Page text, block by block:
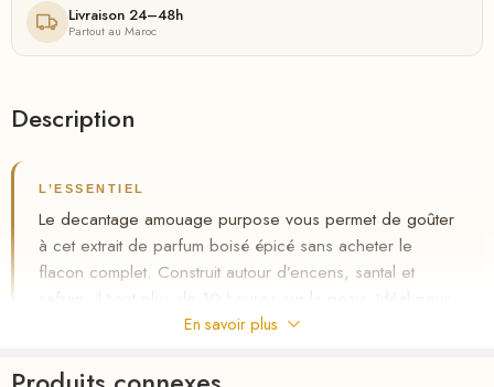
Livraison 24–48h
Partout au Maroc
Description
L’ESSENTIEL
Le decantage amouage purpose vous permet de goûter
à cet extrait de parfum boisé épicé sans acheter le
flacon complet. Construit autour d’encens, santal et
safran, il tient plus de 10 heures sur la peau. Idéal pour
homme et femme qui veulent un parfum de niche original
livraison.
En savoir plus